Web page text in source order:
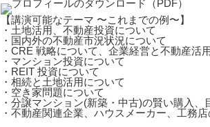
【講演可能なテーマ 〜これまでの例〜】
・土地活用、不動産投資について
・国内外の不動産市況状況について
・CRE 戦略について、企業経営と不動産活
・マンション投資について
・REIT 投資について
・相続と土地活用について
・空き家問題について
・分譲マンション(新築・中古)の賢い購入、
・不動産関連企業、ハウスメーカー、工務